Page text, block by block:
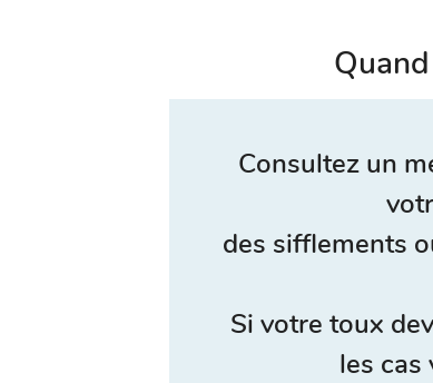
Consultez un
des sifflements
Si votre toux
les cas